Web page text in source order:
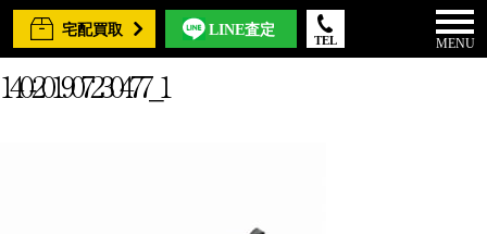
宅配買取 LINE査定
TEL MENU
140-201907230477_1